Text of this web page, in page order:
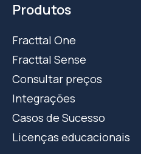
Produtos
Fracttal One
Fracttal Sense
Consultar preços
Integrações
Casos de Sucesso
Licenças educacionais